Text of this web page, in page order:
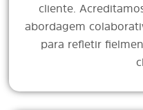
cliente.
abordagem
para refletir